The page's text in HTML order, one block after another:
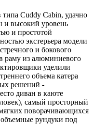
типа Cuddy Cabin, удачно
и высокий уровень
и простотой
экстерьера модели
и бокового
раму из алюминиевого
уделили
объема катера
решений -
диван в каюте
самый просторный
поворачивающихся
рундуки под